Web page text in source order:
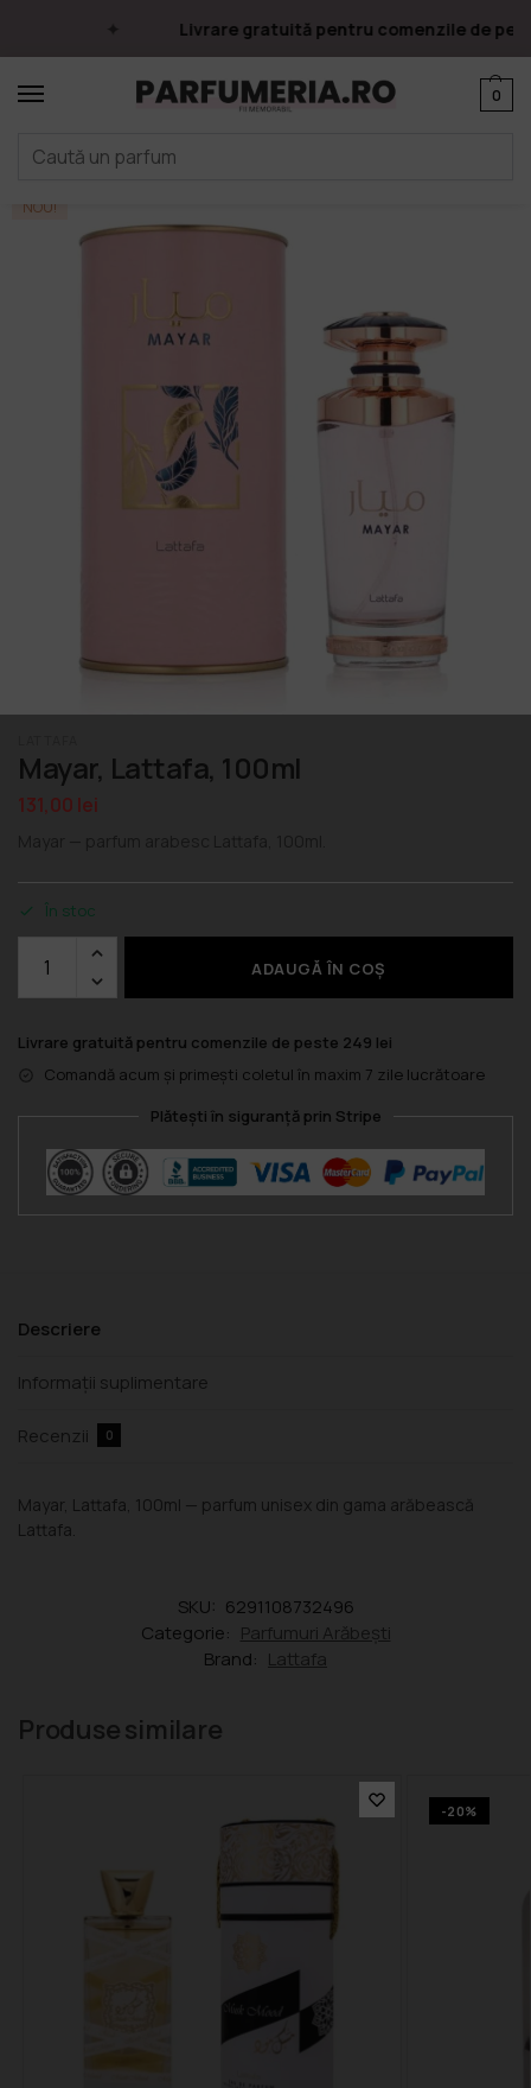
Livrare gratuită pentru comenzile de
0
Prima pagină / Parfumuri
NOU!
Mayar, Lattafa, 100ml
131,00 lei
În stoc
ADAUGĂ ÎN COȘ
Livrare gratuită pentru comenzile de peste 249 lei
Comandă acum și primești coletul în maxim 7 zile lucrătoare
Plătești în siguranță prin Stripe
Descriere
Informații suplimentare
Recenzii 0
Mayar, Lattafa, 100ml — parfum unisex din gama arăbească
Lattafa.
SKU: 6291108732496
Categorie: Parfumuri Arăbești
Brand: Lattafa
Produse similare
-20%